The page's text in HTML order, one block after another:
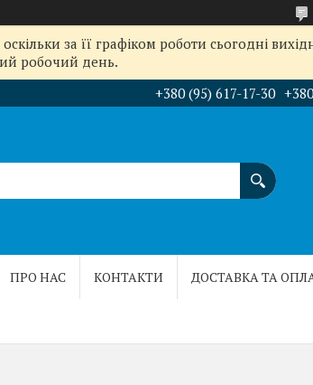
за її графіком роботи сьогодні
робочий день.
+380 (95) 617-17-30
ПРО НАС КОНТАКТИ ДОСТАВКА ТА